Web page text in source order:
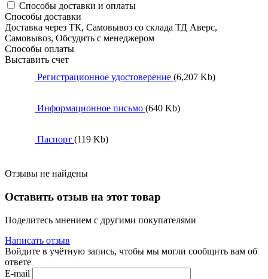
Способы доставки и оплаты
Способы доставки
Доставка через ТК, Самовывоз со склада ТД Аверс,
Самовывоз, Обсудить с менеджером
Способы оплаты
Выставить счет
Регистрационное удостоверение (6,207 Kb)
Информационное письмо (640 Kb)
Паспорт (119 Kb)
Отзывы не найдены
Оставить отзыв на этот товар
Поделитесь мнением с другими покупателями
Написать отзыв
Войдите в учётную запись, чтобы мы могли сообщить вам об
ответе
E-mail